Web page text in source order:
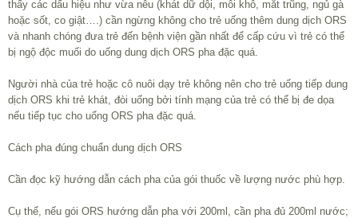
thấy các dấu hiệu như vừa nêu (khát dữ dội, môi khô, mắt trũng, ngủ gà
hoặc sốt, co giật….) cần ngừng không cho trẻ uống thêm dung dịch ORS
và nhanh chóng đưa trẻ đến bệnh viện gần nhất để cấp cứu vì trẻ có thể
bị ngộ độc muối do uống dung dịch ORS pha đặc quá.
Người nhà của trẻ hoặc cô nuôi dạy trẻ không nên cho trẻ uống tiếp dung
dịch ORS khi trẻ khát, đòi uống bởi tính mạng của trẻ có thể bị đe dọa
nếu tiếp tục cho uống ORS pha đặc quá.
Cách pha đúng chuẩn dung dịch ORS
Cần đọc kỹ hướng dẫn cách pha của gói thuốc về lượng nước phù hợp.
Cụ thể, nếu gói ORS hướng dẫn pha với 200ml, cần pha đủ 200ml nước;